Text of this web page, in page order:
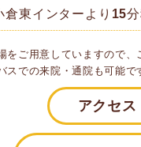
倉東インターより15
をご用意していますので、
スでの来院・通院も可能で
アクセス